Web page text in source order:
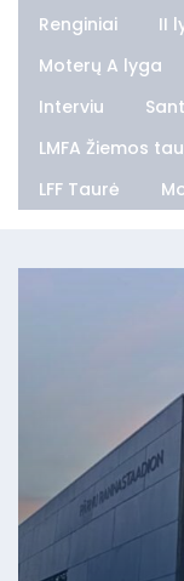
Renginiai
II
Moterų A lyga
Interviu
LMFA Žiemos
LFF Taurė